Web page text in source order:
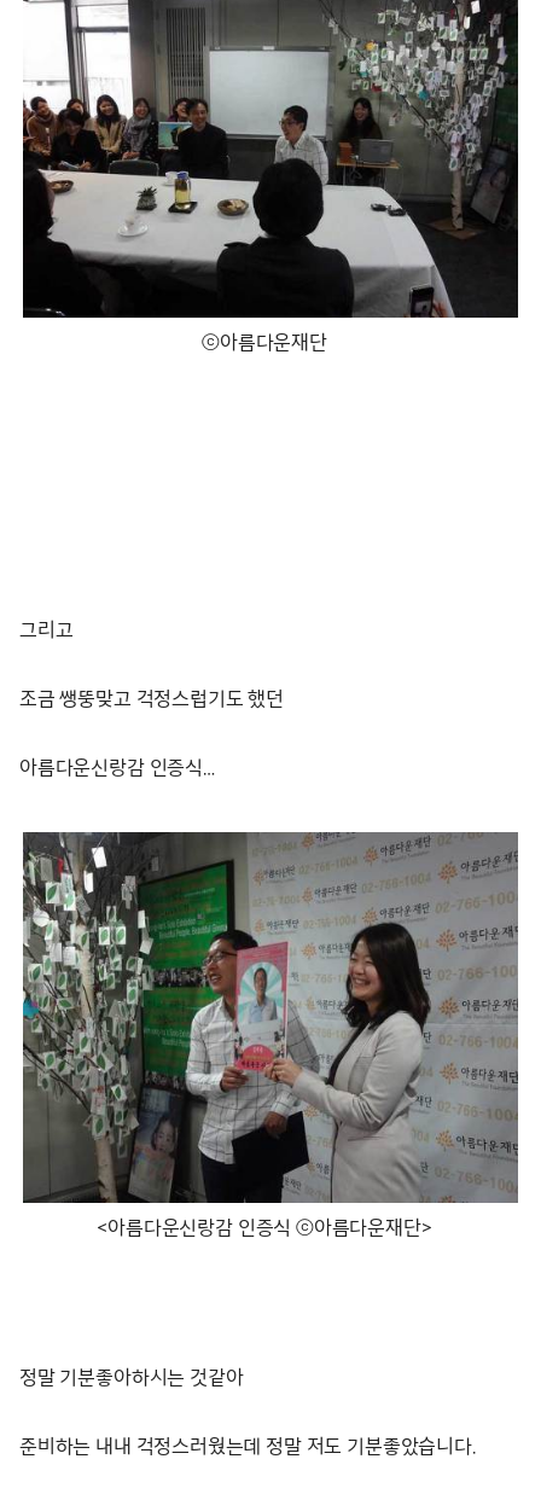
ⓒ아름다운재단
그리고
조금 쌩뚱맞고 걱정스럽기도 했던
아름다운신랑감 인증식…
<아름다운신랑감 인증식 ⓒ아름다운재단>
정말 기분좋아하시는 것같아
준비하는 내내 걱정스러웠는데 정말 저도 기분좋았습니다.